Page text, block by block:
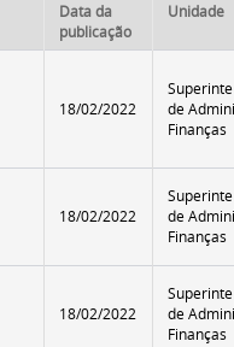
Data da
publicação
Unidade
18/02/2022
de
Finanças
18/02/2022
de
Finanças
18/02/2022
de
Finanças